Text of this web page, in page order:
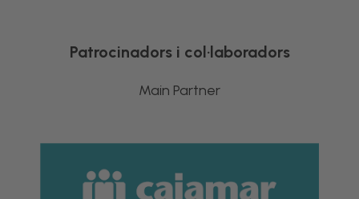
Patrocinadors i col·laboradors
Main Partner